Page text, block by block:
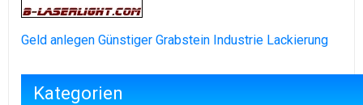
Geld anlegen Günstiger Grabstein Industrie Lackierung
Kategorien